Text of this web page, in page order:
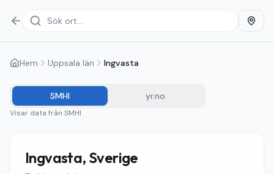
Hem Uppsala län Ingvasta
SMHI yr.no
Visar data från SMHI
Ingvasta, Sverige